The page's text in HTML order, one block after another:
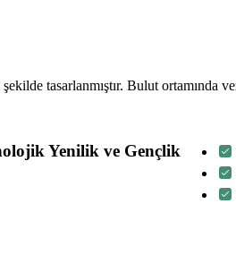
tasarlanmıştır. Bulut ortamında
Yenilik ve Gençlik